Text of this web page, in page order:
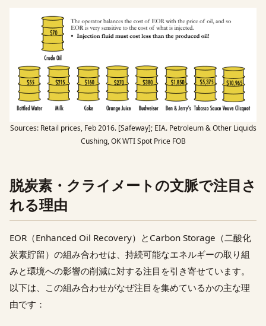
Sources: Retail prices, Feb 2016. [Safeway]; EIA. Petroleum & Other Liquids
Cushing, OK WTI Spot Price FOB
脱炭素・クライメートの文脈で注目さ
れる理由
EOR（Enhanced Oil Recovery）とCarbon Storage（二酸化
炭素貯留）の組み合わせは、持続可能なエネルギーの取り組
みと環境への影響の削減に対する注目を引き寄せています。
以下は、この組み合わせがなぜ注目を集めているかの主な理
由です：